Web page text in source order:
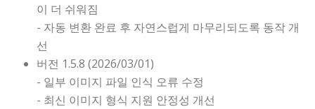
이 더 쉬워짐
- 자동 변환 완료 후 자연스럽게 마무리되도록 동작 개
선
버전 1.5.8 (2026/03/01)
- 일부 이미지 파일 인식 오류 수정
- 최신 이미지 형식 지원 안정성 개선